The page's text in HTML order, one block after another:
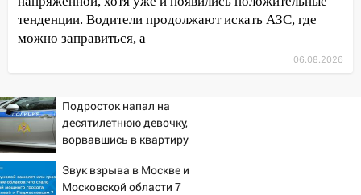
садах 79-летнего мужчину
10:26
На нескольких улицах Ульяновска
временно отключили холодную воду
коррупционной схемы при ЦГКБ
отправили в колонию на 7 и 8 лет
09:52
Ночью беспилотники сбили над
соседними Татарстаном и Саратовской
областью
тенденции. Водители продолжают искать АЗС, где
можно заправиться, а
06.08.2026
Подросток напал на
десятилетнюю девочку,
ворвавшись в квартиру
Звук взрыва в Москве и
Московской области 7